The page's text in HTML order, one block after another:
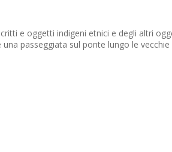
e oggetti indigeni etnici e degli altri
passeggiata sul ponte lungo le